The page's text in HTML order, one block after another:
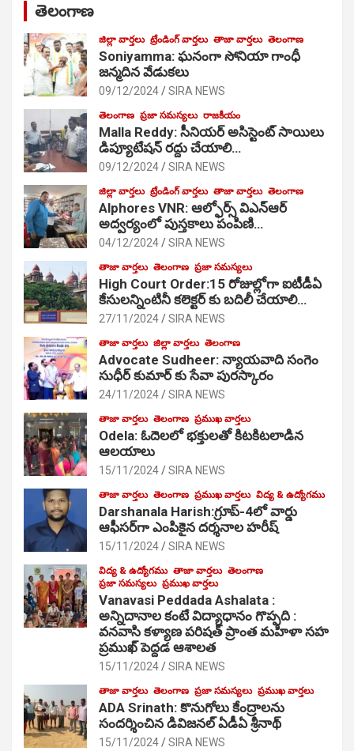
తెలంగాణ
జిల్లా వార్తలు ట్రేండింగ్ వార్తలు తాజా వార్తలు తెలంగాణ
Soniyamma: ఘ‌నంగా సోనియా గాంధీ
జ‌న్మ‌దిన వేడుక‌లు
09/12/2024 SIRA NEWS
తెలంగాణ ప్రజా సమస్యలు రాజకీయం
Malla Reddy: సీనియర్ అసిస్టెంట్ సాయిలు
డిప్యూటేషన్ రద్దు చేయాలి…
09/12/2024 SIRA NEWS
జిల్లా వార్తలు ట్రేండింగ్ వార్తలు తాజా వార్తలు తెలంగాణ
Alphores VNR: ఆల్ఫోర్స్ విఎన్ఆర్
అద్వర్యంలో పుస్తకాలు పంపిణి…
04/12/2024 SIRA NEWS
తాజా వార్తలు తెలంగాణ ప్రజా సమస్యలు
High Court Order:15 రోజుల్లోగా ఐటీడీఏ
కేసులన్నింటినీ కలెక్టర్ కు బదిలీ చేయాలి…
27/11/2024 SIRA NEWS
తాజా వార్తలు జిల్లా వార్తలు తెలంగాణ
Advocate Sudheer: న్యాయవాది సంగెం
సుధీర్ కుమార్ కు సేవా పురస్కారం
24/11/2024 SIRA NEWS
తాజా వార్తలు తెలంగాణ ప్రముఖ వార్తలు
Odela: ఓదెల‌లో భక్తులతో కిటకిటలాడిన
ఆల‌యాలు
15/11/2024 SIRA NEWS
తాజా వార్తలు తెలంగాణ ప్రముఖ వార్తలు విద్య & ఉద్యోగము
Darshanala Harish:గ్రూప్-4లో వార్డు
ఆఫీసర్‌గా ఎంపికైన దర్శనాల హరీష్
15/11/2024 SIRA NEWS
విద్య & ఉద్యోగము తాజా వార్తలు తెలంగాణ
ప్రజా సమస్యలు ప్రముఖ వార్తలు
Vanavasi Peddada Ashalata :
అన్నిదానాల కంటే విద్యాధానం గొప్పది :
వనవాసి కళ్యాణ పరిషత్ ప్రాంత మహిళా సహ
ప్రముఖ్ పెద్దడ ఆశాలత
15/11/2024 SIRA NEWS
తాజా వార్తలు తెలంగాణ ప్రజా సమస్యలు ప్రముఖ వార్తలు
ADA Srinath: కొనుగోలు కేంద్రాల‌ను
సంద‌ర్శించిన డివిజనల్ ఏడీఏ శ్రీనాథ్
15/11/2024 SIRA NEWS